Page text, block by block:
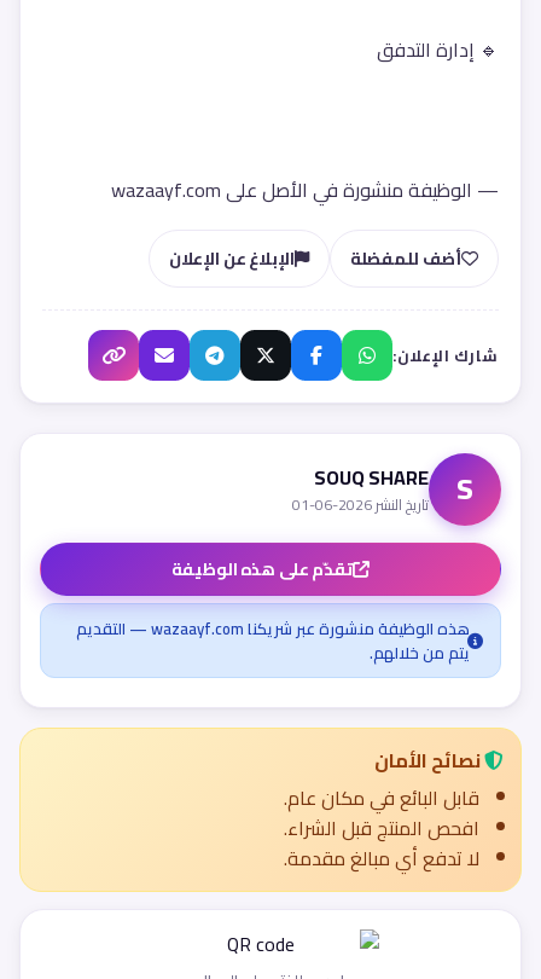
🔹 إدارة التدفق
— الوظيفة منشورة في الأصل على wazaayf.com
أضف للمفضلة الإبلاغ عن الإعلان
شارك الإعلان:
S
SOUQ SHARE
تاريخ النشر 2026-06-01
تقدّم على هذه الوظيفة
هذه الوظيفة منشورة عبر شريكنا wazaayf.com — التقديم
يتم من خلالهم.
نصائح الأمان
قابل البائع في مكان عام.
افحص المنتج قبل الشراء.
لا تدفع أي مبالغ مقدمة.